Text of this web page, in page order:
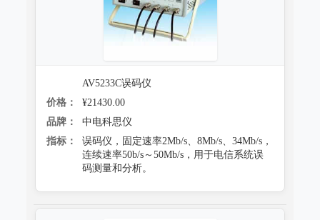
AV5233C误码仪
价格：
¥21430.00
品牌：
中电科思仪
指标：
误码仪，固定速率2Mb/s、8Mb/s、34Mb/s，
连续速率50b/s～50Mb/s，用于电信系统误
码测量和分析。